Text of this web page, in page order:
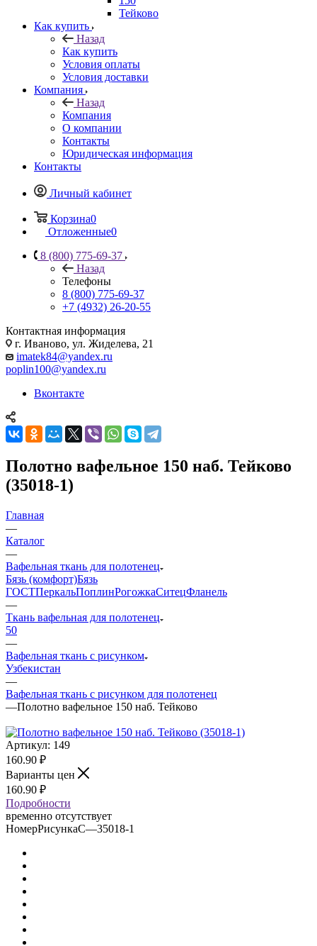
Тейково
Как купить
Назад
Как купить
Условия оплаты
Условия доставки
Компания
Назад
Компания
О компании
Контакты
Юридическая информация
Контакты
Личный кабинет
Корзина0
Отложенные0
8 (800) 775-69-37
Назад
Телефоны
8 (800) 775-69-37
+7 (4932) 26-20-55
Контактная информация
г. Иваново, ул. Жиделева, 21
imatek84@yandex.ru
poplin100@yandex.ru
Вконтакте
Полотно вафельное 150 наб. Тейково
(35018-1)
Главная
—
Каталог
—
Вафельная ткань для полотенец
Бязь (комфорт)Бязь
ГОСТПеркальПоплинРогожкаСитецФланель
—
Ткань вафельная для полотенец
50
—
Вафельная ткань с рисунком
Узбекистан
—
Вафельная ткань с рисунком для полотенец
—Полотно вафельное 150 наб. Тейково
Артикул: 149
160.90 ₽
Варианты цен
160.90 ₽
Подробности
временно отсутствует
НомерРисункаС—35018-1